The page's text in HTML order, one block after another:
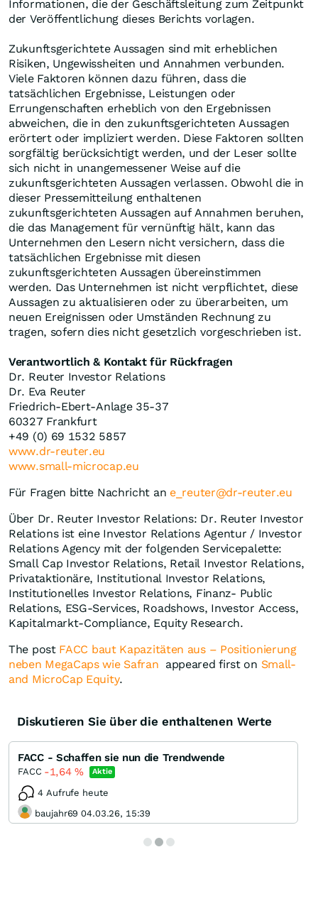
Informationen, die der Geschäftsleitung zum Zeitpunkt
der Veröffentlichung dieses Berichts vorlagen.
Zukunftsgerichtete Aussagen sind mit erheblichen
Risiken, Ungewissheiten und Annahmen verbunden.
Viele Faktoren können dazu führen, dass die
tatsächlichen Ergebnisse, Leistungen oder
Errungenschaften erheblich von den Ergebnissen
abweichen, die in den zukunftsgerichteten Aussagen
erörtert oder impliziert werden. Diese Faktoren sollten
sorgfältig berücksichtigt werden, und der Leser sollte
sich nicht in unangemessener Weise auf die
zukunftsgerichteten Aussagen verlassen. Obwohl die in
dieser Pressemitteilung enthaltenen
zukunftsgerichteten Aussagen auf Annahmen beruhen,
die das Management für vernünftig hält, kann das
Unternehmen den Lesern nicht versichern, dass die
tatsächlichen Ergebnisse mit diesen
zukunftsgerichteten Aussagen übereinstimmen
werden. Das Unternehmen ist nicht verpflichtet, diese
Aussagen zu aktualisieren oder zu überarbeiten, um
neuen Ereignissen oder Umständen Rechnung zu
tragen, sofern dies nicht gesetzlich vorgeschrieben ist.
Verantwortlich & Kontakt für Rückfragen
Dr. Reuter Investor Relations
Dr. Eva Reuter
Friedrich-Ebert-Anlage 35-37
60327 Frankfurt
+49 (0) 69 1532 5857
www.dr-reuter.eu
www.small-microcap.eu
Für Fragen bitte Nachricht an e_reuter@dr-reuter.eu
Über Dr. Reuter Investor Relations: Dr. Reuter Investor
Relations ist eine Investor Relations Agentur / Investor
Relations Agency mit der folgenden Servicepalette:
Small Cap Investor Relations, Retail Investor Relations,
Privataktionäre, Institutional Investor Relations,
Institutionelles Investor Relations, Finanz- Public
Relations, ESG-Services, Roadshows, Investor Access,
Kapitalmarkt-Compliance, Equity Research.
The post FACC baut Kapazitäten aus – Positionierung
neben MegaCaps wie Safran appeared first on Small-
and MicroCap Equity.
Diskutieren Sie über die enthaltenen Werte
FACC - Schaffen sie nun die Trendwende
FACC -1,64% Aktie
4 Aufrufe heute
baujahr69 04.03.26, 15:39